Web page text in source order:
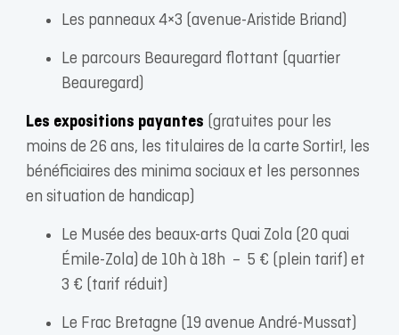
Les panneaux 4×3 (avenue-Aristide Briand)
Le parcours Beauregard flottant (quartier
Beauregard)
Les expositions payantes (gratuites pour les
moins de 26 ans, les titulaires de la carte Sortir!, les
bénéficiaires des minima sociaux et les personnes
en situation de handicap)
Le Musée des beaux-arts Quai Zola (20 quai
Émile-Zola) de 10h à 18h – 5 € (plein tarif) et
3 € (tarif réduit)
Le Frac Bretagne (19 avenue André-Mussat)